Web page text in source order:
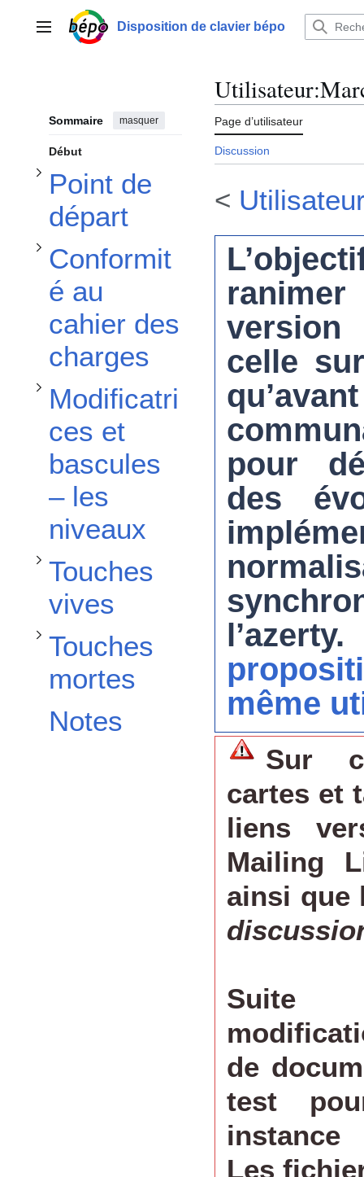
contenuMenu principalDisposition de clavier bépo
Sommaire masquer
Début
Point de
départ
Afficher / masquer la sous-section Point de départ
Conformit
é au
cahier des
charges
Afficher / masquer la sous-section Conformité au cahier des charges
Modificatri
ces et
bascules
– les
niveaux
Afficher / masquer la sous-section Modificatrices et bascules – les niveaux
Touches
vives
Afficher / masquer la sous-section Touches vives
Touches
mortes
Afficher / masquer la sous-section Touches mortes
Notes
Utilisateur:
Page d’utilisateur
Discussion
<
celle
pour
des
même
Sur
cartes et
liens
Mailing
ainsi que
Suite
de
test
instance
Les